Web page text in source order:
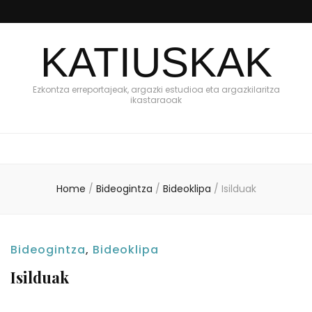
KATIUSKAK
Ezkontza erreportajeak, argazki estudioa eta argazkilaritza
ikastaraoak
Home / Bideogintza / Bideoklipa / Isilduak
Bideogintza, Bideoklipa
Isilduak